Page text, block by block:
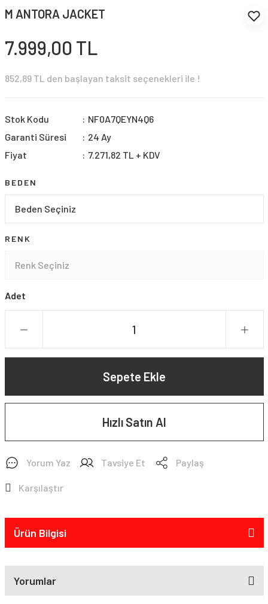
M ANTORA JACKET
7.999,00 TL
852,89 TL den başlayan taksit seçenekleri ile !
Stok Kodu
NF0A7QEYN4Q6
Garanti Süresi
24 Ay
Fiyat
7.271,82 TL + KDV
BEDEN
RENK
Adet
Sepete Ekle
Hızlı Satın Al
Yorum Yaz Tavsiye Et Paylaş
Karşılaştır
Ürün Bilgisi
Yorumlar